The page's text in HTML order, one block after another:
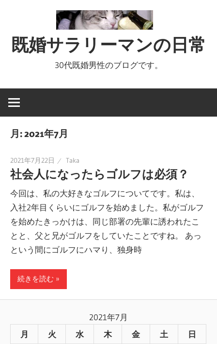
ス
ッ
既婚サラリーマンの日常
30代既婚男性のブログです。
月:2021年7月
2021年7月22日 Taka
社会人になったらゴルフは必須？
今回は、私の大好きなゴルフについてです。私は、
入社2年目くらいにゴルフを始めました。私がゴルフ
を始めたきっかけは、同じ部署の先輩に誘われたこ
とと、父と兄がゴルフをしていたことですね。 あっ
という間にゴルフにハマり、独身時
続きを読む
2021年7月
月
火 水 木 金 土
日